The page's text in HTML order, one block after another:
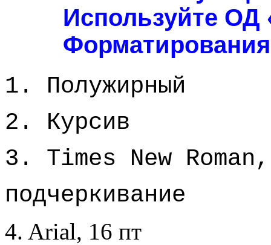
Используйте
1. Полужирный
2. Курсив
3. Times New
подчеркивание
4. Arial, 16 пт